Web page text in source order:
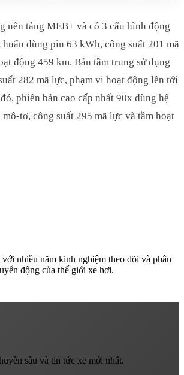
nền tảng MEB+ và có 3 cấu hình động
dùng pin 63 kWh, công suất 201 mã
động 459 km. Bản tầm trung sử dụng
282 mã lực, phạm vi hoạt động lên tới
phiên bản cao cấp nhất 90x dùng hệ
tơ, công suất 295 mã lực và tầm hoạt
nhiều năm kinh nghiệm theo dõi và phân
động của thế giới xe hơi.
sâu và tin tức xe mới nhất.